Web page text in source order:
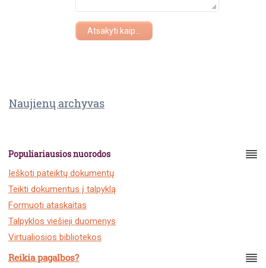
Atsakyti kaip...
Naujienų archyvas
Populiariausios nuorodos
Ieškoti pateiktų dokumentų
Teikti dokumentus į talpyklą
Formuoti ataskaitas
Talpyklos viešieji duomenys
Virtualiosios bibliotekos
Reikia pagalbos?